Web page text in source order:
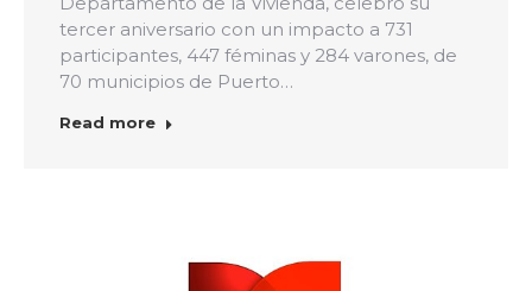
tercer aniversario con un impacto a 731
participantes, 447 féminas y 284 varones, de
70 municipios de Puerto…
Read more